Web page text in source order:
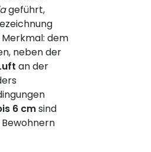
geführt,
dem
neben der
an der
6 cmsind